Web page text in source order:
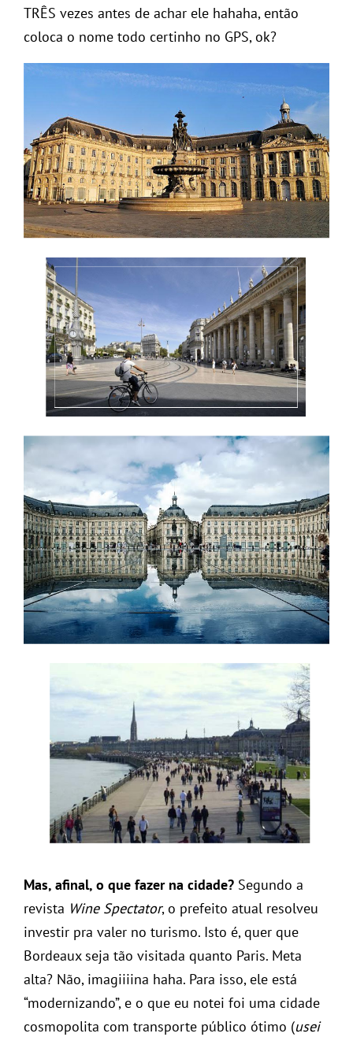
TRÊS vezes antes de achar ele hahaha, então
coloca o nome todo certinho no GPS, ok?
Mas, afinal, o que fazer na cidade? Segundo a
revista Wine Spectator, o prefeito atual resolveu
investir pra valer no turismo. Isto é, quer que
Bordeaux seja tão visitada quanto Paris. Meta
alta? Não, imagiiiina haha. Para isso, ele está
“modernizando”, e o que eu notei foi uma cidade
cosmopolita com transporte público ótimo (usei